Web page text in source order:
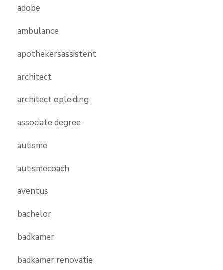
adobe
ambulance
apothekersassistent
architect
architect opleiding
associate degree
autisme
autismecoach
aventus
bachelor
badkamer
badkamer renovatie